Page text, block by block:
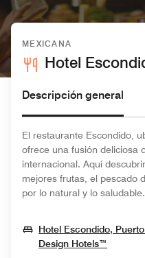
MEXICANA
Hotel
Descripción general
El restaurante Escondido,
ofrece una fusión deliciosa
internacional. Aquí
mejores frutas, el pescado
por lo natural y lo saludable.
Hotel Escondido,
Design Hotels™